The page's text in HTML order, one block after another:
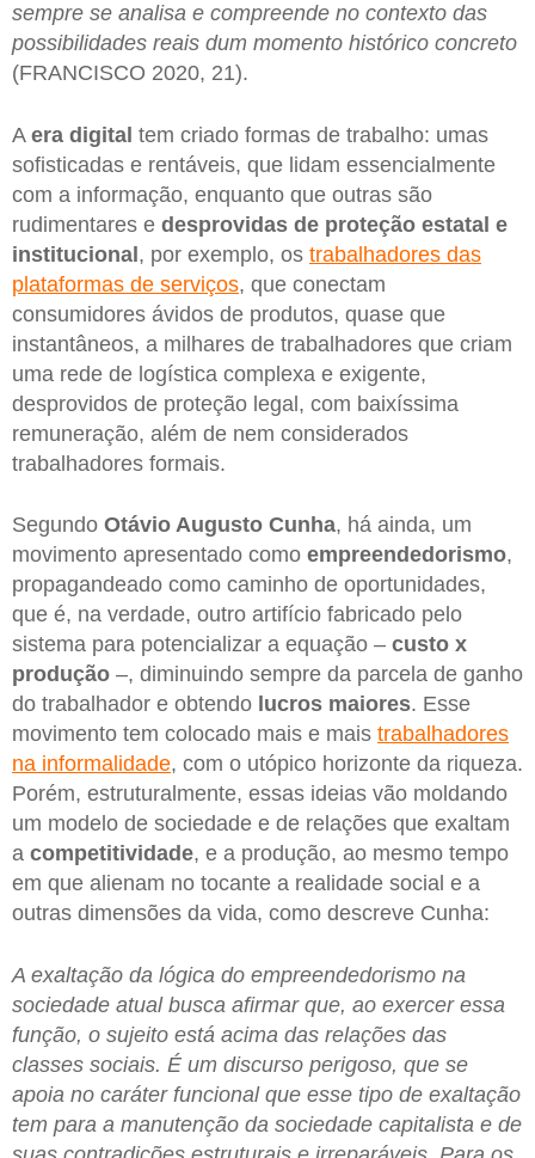
sempre se analisa e compreende no contexto das
possibilidades reais dum momento histórico concreto
(FRANCISCO 2020, 21).
A era digital tem criado formas de trabalho: umas
sofisticadas e rentáveis, que lidam essencialmente
com a informação, enquanto que outras são
rudimentares e desprovidas de proteção estatal e
institucional, por exemplo, os trabalhadores das
plataformas de serviços, que conectam
consumidores ávidos de produtos, quase que
instantâneos, a milhares de trabalhadores que criam
uma rede de logística complexa e exigente,
desprovidos de proteção legal, com baixíssima
remuneração, além de nem considerados
trabalhadores formais.
Segundo Otávio Augusto Cunha, há ainda, um
movimento apresentado como empreendedorismo,
propagandeado como caminho de oportunidades,
que é, na verdade, outro artifício fabricado pelo
sistema para potencializar a equação – custo x
produção –, diminuindo sempre da parcela de ganho
do trabalhador e obtendo lucros maiores. Esse
movimento tem colocado mais e mais trabalhadores
na informalidade, com o utópico horizonte da riqueza.
Porém, estruturalmente, essas ideias vão moldando
um modelo de sociedade e de relações que exaltam
a competitividade, e a produção, ao mesmo tempo
em que alienam no tocante a realidade social e a
outras dimensões da vida, como descreve Cunha:
A exaltação da lógica do empreendedorismo na
sociedade atual busca afirmar que, ao exercer essa
função, o sujeito está acima das relações das
classes sociais. É um discurso perigoso, que se
apoia no caráter funcional que esse tipo de exaltação
tem para a manutenção da sociedade capitalista e de